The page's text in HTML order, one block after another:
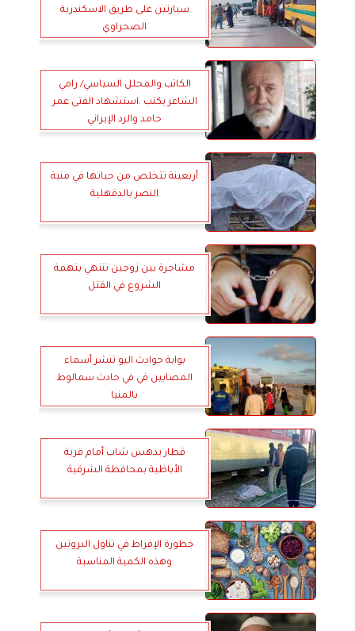
سيارتين على طريق الاسكندرية
الصحراوي
الكاتب والمحلل السياسي/ رامي
الشاعر يكتب :استشهاد الفتى عمر
حامد والرد الإيراني
أربعينة تتخلص من حياتها في منية
النصر بالدقهلية
مشاجرة بين زوجين تنتهي بتهمة
الشروع في القتل
بوابة حوادث اليو تنشر أسماء
المصابين في في حادث سمالوط
بالمنيا
قطار يدهس شاب أمام قرية
الأباظية بمحافظة الشرقية
خطورة الإفراط في تناول البروتين
وهذه الكمية المناسبة